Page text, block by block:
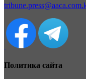
Политика сайта